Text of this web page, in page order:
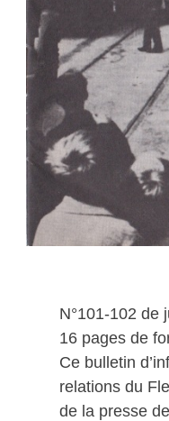
N°101-102 de
16 pages de
Ce bulletin
relations du
de la presse